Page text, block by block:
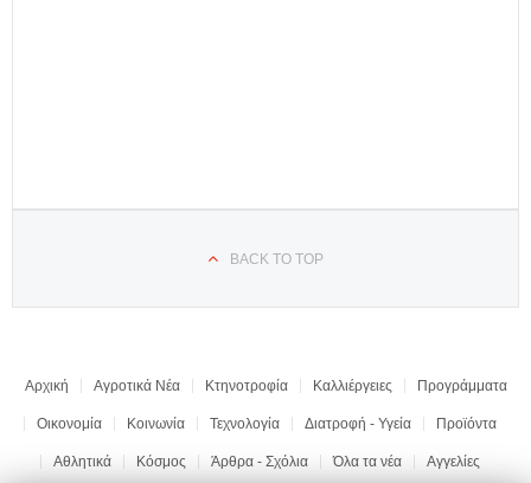
BACK TO TOP
Αρχική Αγροτικά Νέα Κτηνοτροφία Καλλιέργειες Προγράμματα
Οικονομία Κοινωνία Τεχνολογία Διατροφή - Υγεία Προϊόντα
Αθλητικά Κόσμος Άρθρα - Σχόλια Όλα τα νέα Αγγελίες